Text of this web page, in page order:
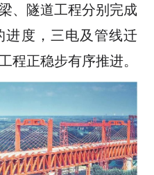
、隧道工程分别完成
进度，三电及管线迁
程正稳步有序推进。